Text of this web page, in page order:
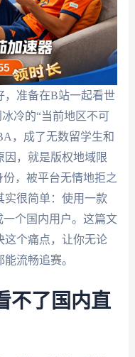
，准备在B站一起看世
冷的“当前地区不可
，成了无数留学生和
因，就是版权地域限
，被平台无情地拒之
实很简单：使用一款
一个国内用户。这篇文
这个痛点，让你无论
流畅追赛。
不了国内直